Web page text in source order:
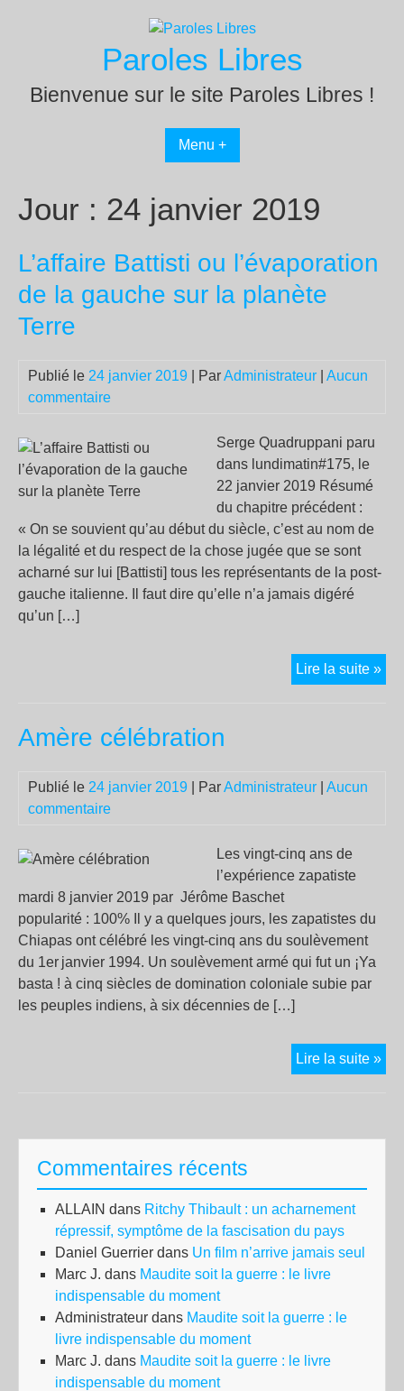
Paroles Libres
Bienvenue sur le site Paroles Libres !
Menu +
Jour : 24 janvier 2019
L’affaire Battisti ou l’évaporation
de la gauche sur la planète
Terre
Publié le 24 janvier 2019 | ParAdministrateur
Aucun
commentaire
Serge Quadruppani paru
dans lundimatin#175, le
22 janvier 2019 Résumé
du chapitre précédent :
« On se souvient qu’au début du siècle, c’est au nom de
la légalité et du respect de la chose jugée que se sont
acharné sur lui [Battisti] tous les représentants de la post-
gauche italienne. Il faut dire qu’elle n’a jamais digéré
qu’un […]
Lire la suite »
Amère célébration
Publié le 24 janvier 2019 | ParAdministrateur
Aucun
commentaire
Les vingt-cinq ans de
l’expérience zapatiste
mardi 8 janvier 2019 par Jérôme Baschet
popularité : 100% Il y a quelques jours, les zapatistes du
Chiapas ont célébré les vingt-cinq ans du soulèvement
du 1er janvier 1994. Un soulèvement armé qui fut un ¡Ya
basta ! à cinq siècles de domination coloniale subie par
les peuples indiens, à six décennies de […]
Lire la suite »
Commentaires récents
ALLAIN dans Ritchy Thibault : un acharnement
répressif, symptôme de la fascisation du pays
Daniel Guerrier dans Un film n’arrive jamais seul
Marc J. dans Maudite soit la guerre : le livre
indispensable du moment
Administrateur dans Maudite soit la guerre : le
livre indispensable du moment
Marc J. dans Maudite soit la guerre : le livre
indispensable du moment